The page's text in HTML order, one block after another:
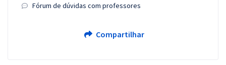
Fórum de dúvidas com professores
Compartilhar